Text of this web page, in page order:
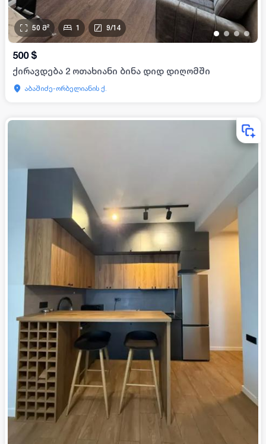
••••
50 მ² 1 9/14
500 $
ქირავდება 2 ოთახიანი ბინა დიდ დიღომში
აბაშიძე-ორბელიანის ქ.